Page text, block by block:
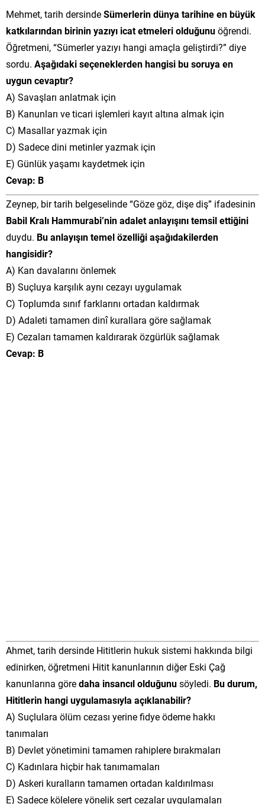
Mehmet, tarih dersindeSümerlerin dünya tarihine en büyük
katkılarından birinin yazıyı icat etmeleri olduğunuöğrendi.
Öğretmeni, “Sümerler yazıyı hangi amaçla geliştirdi?” diye
sordu. Aşağıdaki seçeneklerden hangisi bu soruya en
uygun cevaptır?
A) Savaşları anlatmak için
B) Kanunları ve ticari işlemleri kayıt altına almak için
C) Masallar yazmak için
D) Sadece dini metinler yazmak için
E) Günlük yaşamı kaydetmek için
Cevap: B
Zeynep, bir tarih belgeselinde “Göze göz, dişe diş” ifadesinin
Babil Kralı Hammurabi’nin adalet anlayışını temsil ettiğini
duydu. Bu anlayışın temel özelliği aşağıdakilerden
hangisidir?
A) Kan davalarını önlemek
B) Suçluya karşılık aynı cezayı uygulamak
C) Toplumda sınıf farklarını ortadan kaldırmak
D) Adaleti tamamen dinî kurallara göre sağlamak
E) Cezaları tamamen kaldırarak özgürlük sağlamak
Cevap: B
Ahmet, tarih dersinde Hititlerin hukuk sistemi hakkında bilgi
edinirken, öğretmeni Hitit kanunlarının diğer Eski Çağ
kanunlarına göredaha insancıl olduğunusöyledi. Bu durum,
Hititlerin hangi uygulamasıyla açıklanabilir?
A) Suçlulara ölüm cezası yerine fidye ödeme hakkı
tanımaları
B) Devlet yönetimini tamamen rahiplere bırakmaları
C) Kadınlara hiçbir hak tanımamaları
D) Askeri kuralların tamamen ortadan kaldırılması
E) Sadece kölelere yönelik sert cezalar uygulamaları